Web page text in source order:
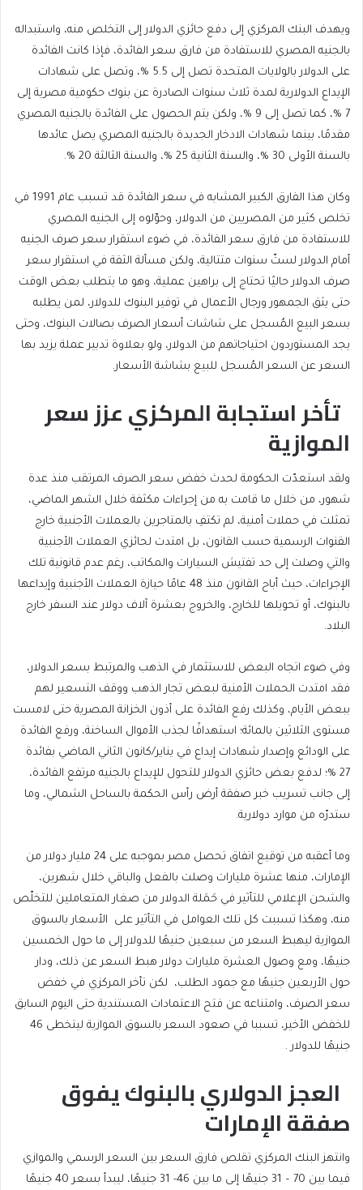
ويهدف البنك المركزي إلى دفع حائزي الدولار إلى التخلص منه، واستبداله
بالجنيه المصري للاستفادة من فارق سعر الفائدة، فإذا كانت الفائدة
على الدولار بالولايات المتحدة تصل إلى 5.5 %، وتصل على شهادات
الإيداع الدولارية لمدة ثلاث سنوات الصادرة عن بنوك حكومية مصرية إلى
7 %، كما تصل إلى 9 %، ولكن يتم الحصول على الفائدة بالجنيه المصري
مقدمًا، بينما شهادات الادخار الجديدة بالجنيه المصري يصل عائدها
بالسنة الأولى 30 %، والسنة الثانية 25 %، والسنة الثالثة 20 %.
وكان هذا الفارق الكبير المشابه في سعر الفائدة قد تسبب عام 1991 في
تخلص كثير من المصريين من الدولار، وحوّلوه إلى الجنيه المصري
للاستفادة من فارق سعر الفائدة، في ضوء استقرار سعر صرف الجنيه
أمام الدولار لستّ سنوات متتالية، ولكن مسألة الثقة في استقرار سعر
صرف الدولار حاليًا تحتاج إلى براهين عملية، وهو ما يتطلب بعض الوقت
حتى يثق الجمهور ورجال الأعمال في توفير البنوك للدولار، لمن يطلبه
بسعر البيع المُسجل على شاشات أسعار الصرف بصالات البنوك، وحتى
يجد المستوردون احتياجاتهم من الدولار، ولو بعلاوة تدبير عملة يزيد بها
السعر عن السعر المُسجل للبيع بشاشة الأسعار.
تأخر استجابة المركزي عزز سعر
الموازية
ولقد استعدّت الحكومة لحدث خفض سعر الصرف المرتقب منذ عدة
شهور، من خلال ما قامت به من إجراءات مكثفة خلال الشهر الماضي،
تمثلت في حملات أمنية، لم تكتفِ بالمتاجرين بالعملات الأجنبية خارج
القنوات الرسمية حسب القانون، بل امتدت لحائزي العملات الأجنبية
والتي وصلت إلى حد تفتيش السيارات والمكاتب، رغم عدم قانونية تلك
الإجراءات، حيث أباح القانون منذ 48 عامًا حيازة العملات الأجنبية وإيداعها
بالبنوك، أو تحويلها للخارج، والخروج بعشرة آلاف دولار عند السفر خارج
البلاد.
وفي ضوء اتجاه البعض للاستثمار في الذهب والمرتبط بسعر الدولار،
فقد امتدت الحملات الأمنية لبعض تجار الذهب ووقف التسعير لهم
ببعض الأيام، وكذلك رفع الفائدة على أذون الخزانة المصرية حتى لامست
مستوى الثلاثين بالمائة؛ استهدافًا لجذب الأموال الساخنة، ورفع الفائدة
على الودائع وإصدار شهادات إيداع في يناير/كانون الثاني الماضي بفائدة
27 %؛ لدفع بعض حائزي الدولار للتحول للإيداع بالجنيه مرتفع الفائدة،
إلى جانب تسريب خبر صفقة أرض رأس الحكمة بالساحل الشمالي، وما
ستدرّه من موارد دولارية.
وما أعقبه من توقيع اتفاق تحصل مصر بموجبه على 24 مليار دولار من
الإمارات، منها عشرة مليارات وصلت بالفعل والباقي خلال شهرين،
والشحن الإعلامي للتأثير في حَمَلة الدولار من صغار المتعاملين للتخلّص
منه، وهكذا تسببت كل تلك العوامل في التأثير على الأسعار بالسوق
الموازية ليهبط السعر من سبعين جنيهًا للدولار إلى ما حول الخمسين
جنيهًا، ومع وصول العشرة مليارات دولار هبط السعر عن ذلك، ودار
حول الأربعين جنيهًا مع جمود الطلب، لكن تأخر المركزي في خفض
سعر الصرف، وامتناعه عن فتح الاعتمادات المستندية حتى اليوم السابق
للخفض الأخير، تسببا في صعود السعر بالسوق الموازية ليتخطى 46
جنيهًا للدولار .
العجز الدولاري بالبنوك يفوق
صفقة الإمارات
وانتهز البنك المركزي تقلص فارق السعر بين السعر الرسمي والموازي
فيما بين 70 – 31 جنيهًا إلى ما بين 46- 31 جنيهًا، ليبدأ بسعر 40 جنيهًا